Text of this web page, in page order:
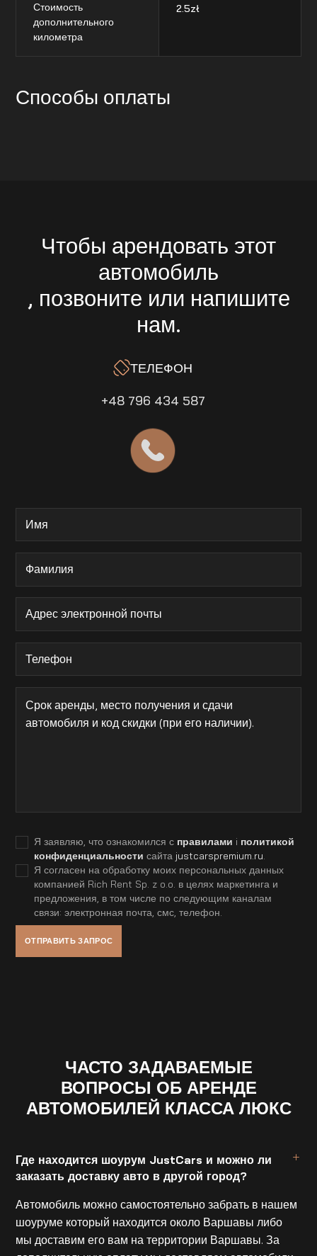
Стоимость
дополнительного
километра
2.5zł
Способы оплаты
Чтобы арендовать этот
автомобиль
, позвоните или напишите
нам.
ТЕЛЕФОН
+48 796 434 587
Я заявляю, что ознакомился с правилами i политикой
конфиденциальности сайта justcarspremium.ru
Я согласен на обработку моих персональных данных
компанией Rich Rent Sp. z o.o. в целях маркетинга и
предложения, в том числе по следующим каналам
связи: электронная почта, смс, телефон.
ЧАСТО ЗАДАВАЕМЫЕ
ВОПРОСЫ ОБ АРЕНДЕ
АВТОМОБИЛЕЙ КЛАССА ЛЮКС
Где находится шоурум JustCars и можно ли
заказать доставку авто в другой город?
Автомобиль можно самостоятельно забрать в нашем
шоуруме который находится около Варшавы либо
мы доставим его вам на территории Варшавы. За